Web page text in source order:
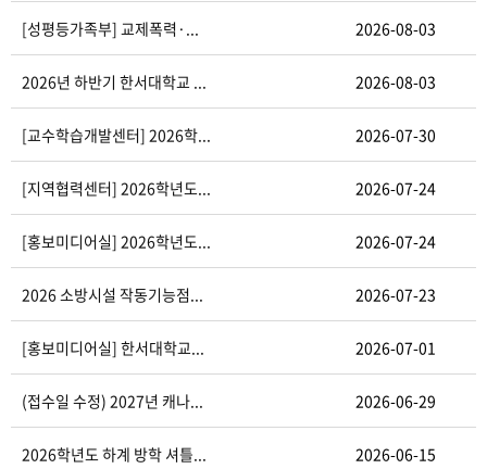
[성평등가족부] 교제폭력·... 2026-08-03
2026년 하반기 한서대학교 ... 2026-08-03
[교수학습개발센터] 2026학... 2026-07-30
[지역협력센터] 2026학년도... 2026-07-24
[홍보미디어실] 2026학년도... 2026-07-24
2026 소방시설 작동기능점... 2026-07-23
[홍보미디어실] 한서대학교... 2026-07-01
(접수일 수정) 2027년 캐나... 2026-06-29
2026학년도 하계 방학 셔틀... 2026-06-15